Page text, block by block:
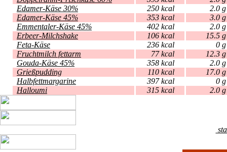
Edamer-Käse 30%
250 kcal
Edamer-Käse 45%
353 kcal
Emmentaler-Käse 45%
402 kcal
Erbeer-Milchshake
106 kcal
Feta-Käse
236 kcal
Fruchtmilch fettarm
77 kcal
Gouda-Käse 45%
358 kcal
Grießpudding
110 kcal
Halbfettmargarine
397 kcal
Halloumi
315 kcal